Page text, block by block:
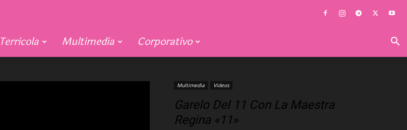
Terricola Multimedia Corporativo
Multimedia Videos
Garelo Del 11 Con La Maestra
Regina «11»